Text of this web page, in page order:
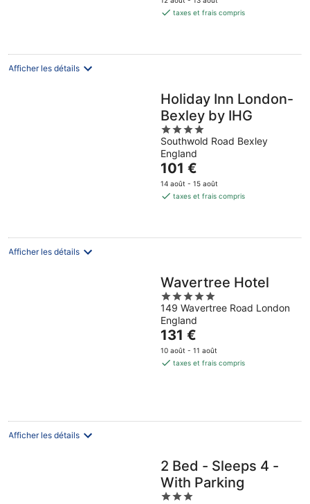
est
par
taxes et frais compris
Afficher les détails
Holiday Inn London-
Bexley by IHG
4
out
of
5
Southwold Road Bexley
England
Le
prix
est
par
101 €
14 août - 15 août
taxes et frais compris
Afficher les détails
Wavertree Hotel
5
out
of
5
149 Wavertree Road London
England
Le
prix
est
131 €
10 août - 11 août
taxes et frais compris
Afficher les détails
2 Bed - Sleeps 4 -
With Parking
3